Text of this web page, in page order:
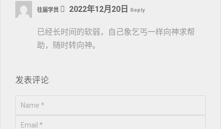
往届学员 2022年12月20日 Reply
已经长时间的软弱，自己象乞丐一样向神求帮
助，随时转向神。
发表评论